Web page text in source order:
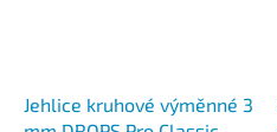
Jehlice kruhové výměnné 3